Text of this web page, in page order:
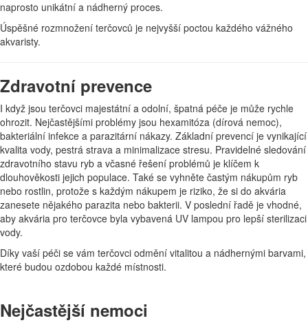
naprosto unikátní a nádherný proces.
Úspěšné rozmnožení terčovců je nejvyšší poctou každého vážného
akvaristy.
Zdravotní prevence
I když jsou terčovci majestátní a odolní, špatná péče je může rychle
ohrozit. Nejčastějšími problémy jsou hexamitóza (dírová nemoc),
bakteriální infekce a parazitární nákazy. Základní prevencí je vynikající
kvalita vody, pestrá strava a minimalizace stresu. Pravidelné sledování
zdravotního stavu ryb a včasné řešení problémů je klíčem k
dlouhověkosti jejich populace. Také se vyhněte častým nákupům ryb
nebo rostlin, protože s každým nákupem je riziko, že si do akvária
zanesete nějakého parazita nebo bakterii. V poslední řadě je vhodné,
aby akvária pro terčovce byla vybavená UV lampou pro lepší sterilizaci
vody.
Díky vaší péči se vám terčovci odmění vitalitou a nádhernými barvami,
které budou ozdobou každé místnosti.
Nejčastější nemoci